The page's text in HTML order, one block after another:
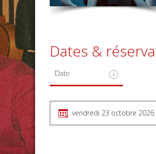
Dates &
vendredi 23 octobre 2026